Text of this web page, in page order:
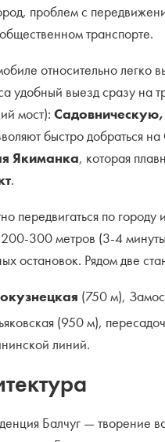
проблем с
транспорте.
относительно легко
удобный выезд сразу на
мост):
быстро добраться на
Якиманка, которая
.
передвигаться по
300 метров (3-4
остановок. Рядом две
(750 м),
(950 м),
линий.
Балчуг — творение